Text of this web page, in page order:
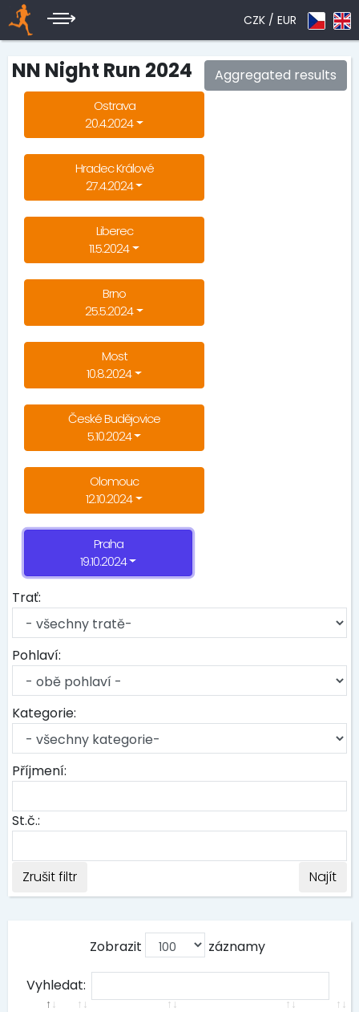
CZK / EUR
Aggregated results
NN Night Run 2024
Ostrava
20.4.2024
Hradec Králové
27.4.2024
Liberec
11.5.2024
Brno
25.5.2024
Most
10.8.2024
České Budějovice
5.10.2024
Olomouc
12.10.2024
Praha
19.10.2024
Trať:
Pohlaví:
Kategorie:
Příjmení:
St.č.:
Zrušit filtr Najít
Zobrazit záznamy
Vyhledat: